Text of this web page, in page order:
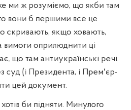
ми ж розуміємо, що якби там
вони б першими все це
скривають, якщо ховають,
оприлюднити ці
що там антиукраїнські речі.
суд (і Президента, і Прем'єр-
цей документ.
би підняти. Минулого